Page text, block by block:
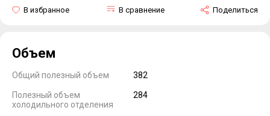
Поделиться
В сравнение
В избранное
Объем
Общий полезный объем 382
Полезный объем
холодильного отделения
284